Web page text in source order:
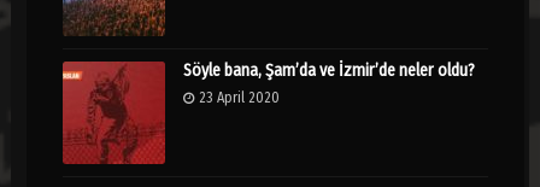
Söyle bana, Şam’da ve İzmir’de neler oldu?
23 April 2020